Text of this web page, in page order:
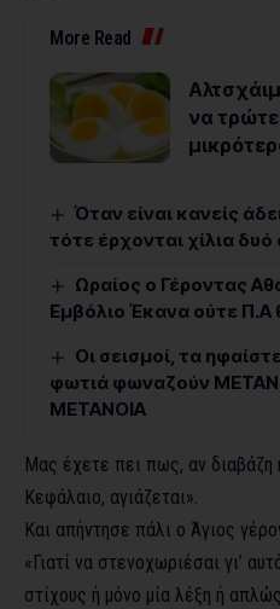
More Read
να τρώτε
Όταν είναι κανείς
τότε έρχονται χίλια
Ωραίος ο Γέροντας
Εμβόλιο Έκανα ούτε Π.Α
Οι σεισμοί, τα
φωτιά φωναζούν
ΜΕΤΑΝΟΙΑ
Μας έχετε πει πως, αν διαβάζη
Κεφάλαιο, αγιάζεται».
Και απήντησε πάλι ο Άγιος
«Γιατί να στενοχωριέσαι γι’
στίχους ή μόνο μία λέξη ή